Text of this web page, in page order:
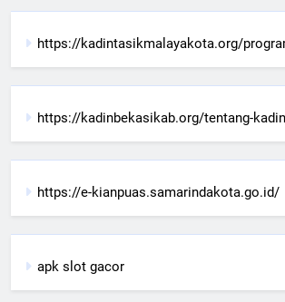
https://kadintasikmalayakota.org/
https://kadinbekasikab.org/tentang-
https://e-kianpuas.samarindakota.go.id/
apk slot gacor